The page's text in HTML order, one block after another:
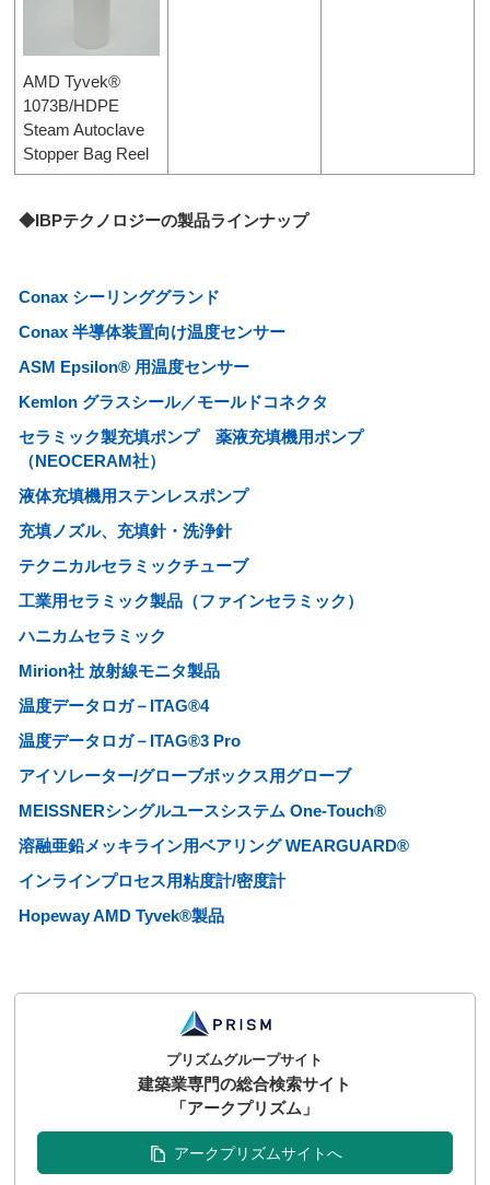
AMD Tyvek®
1073B/HDPE
Steam Autoclave
Stopper Bag Reel
◆IBPテクノロジーの製品ラインナップ
Conax シーリンググランド
Conax 半導体装置向け温度センサー
ASM Epsilon® 用温度センサー
Kemlon グラスシール／モールドコネクタ
セラミック製充填ポンプ 薬液充填機用ポンプ
（NEOCERAM社）
液体充填機用ステンレスポンプ
充填ノズル、充填針・洗浄針
テクニカルセラミックチューブ
工業用セラミック製品（ファインセラミック）
ハニカムセラミック
Mirion社 放射線モニタ製品
温度データロガ－ITAG®4
温度データロガ－ITAG®3 Pro
アイソレーター/グローブボックス用グローブ
MEISSNERシングルユースシステム One-Touch®
溶融亜鉛メッキライン用ベアリング WEARGUARD®
インラインプロセス用粘度計/密度計
Hopeway AMD Tyvek®製品
プリズムグループサイト
建築業専門の総合検索サイト
「アークプリズム」
アークプリズムサイトへ